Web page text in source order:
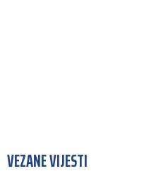
VEZANE VIJESTI